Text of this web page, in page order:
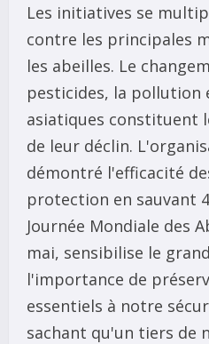
Les initiatives se
contre les principales
les abeilles. Le
pesticides, la pollution
asiatiques constituent
de leur déclin.
démontré l'efficacité
protection en sauvant
Journée Mondiale des
mai, sensibilise le
l'importance de
essentiels à notre
sachant qu'un tiers de